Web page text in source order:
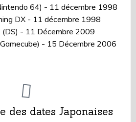
64) - 11 décembre 1998
DX - 11 décembre 1998
(DS) - 11 Décembre 2009
- 15 Décembre 2006
des dates Japonaises